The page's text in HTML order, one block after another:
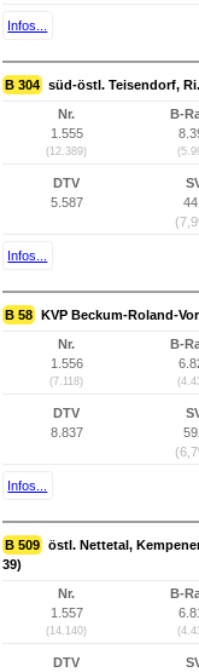
Infos...
B 304 süd-östl. Teisendorf,
Nr.
1.555
(12.389)
B-
DTV
5.587
Infos...
B 58 KVP Beckum-Roland-
Nr.
1.556
(7.118)
B-
DTV
8.837
Infos...
B 509 östl. Nettetal,
39)
Nr.
1.557
(14.140)
B-
DTV